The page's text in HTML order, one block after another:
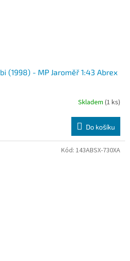
(1998) - MP Jaroměř 1:43 Abrex
Skladem (1 ks)
Do košíku
Kód: 143ABSX-730XA